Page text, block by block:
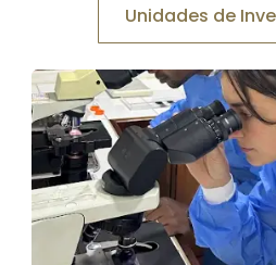
Unidades de